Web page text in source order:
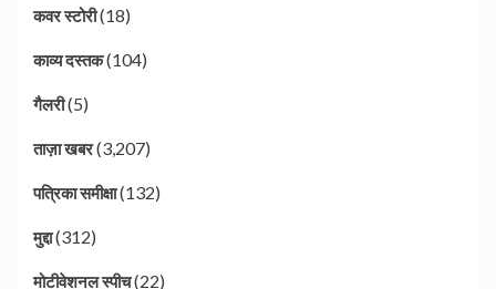
कवर स्टोरी(18)
काव्य दस्तक(104)
गैलरी(5)
ताज़ा खबर(3,207)
पत्रिका समीक्षा(132)
मुद्दा(312)
मोटीवेशनल स्पीच(22)